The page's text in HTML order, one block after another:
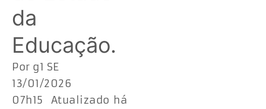
da
Educação.
Por g1 SE
13/01/2026
07h15 Atualizado há